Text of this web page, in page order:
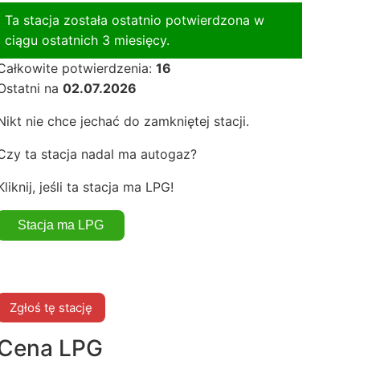
Ta stacja została ostatnio potwierdzona w
ciągu ostatnich 3 miesięcy.
potwierdzenia: 16
na 02.07.2026
nie chce jechać do zamkniętej stacji.
ta stacja nadal ma autogaz?
jeśli ta stacja ma LPG!
Zgłoś tę stację
LPG